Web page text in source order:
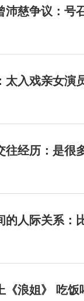
沛慈争议：号
太入戏亲女演
往经历：是很
的人际关系：
《浪姐》 吃饭